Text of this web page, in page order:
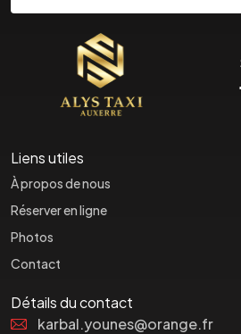
Liens utiles
À propos de nous
Réserver en ligne
Photos
Contact
Détails du contact
karbal.younes@orange.fr